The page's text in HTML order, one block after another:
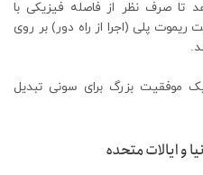
صرف نظر از فاصله فیزیکی با
ریموت پلی (اجرا از راه دور) بر روی
موفقیت بزرگ برای سونی تبدیل
و ایالات متحده